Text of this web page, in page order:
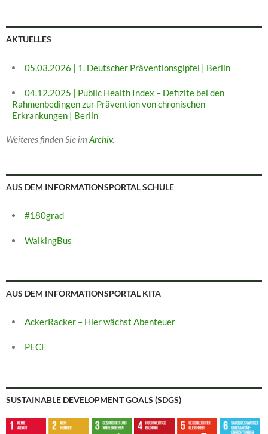
AKTUELLES
05.03.2026 | 1. Deutscher Präventionsgipfel | Berlin
04.12.2025 | Public Health Index – Defizite bei den
Rahmenbedingen zur Prävention von chronischen
Erkrankungen | Berlin
Weiteres finden Sie im Archiv.
AUS DEM INFORMATIONSPORTAL SCHULE
#180grad
WalkingBus
AUS DEM INFORMATIONSPORTAL KITA
AckerRacker – Hier wächst Abenteuer
PECE
SUSTAINABLE DEVELOPMENT GOALS (SDGS)